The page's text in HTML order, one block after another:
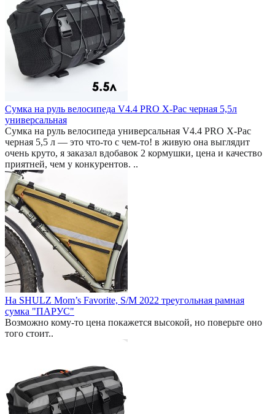
Сумка на руль велосипеда V4.4 PRO X-Pac черная 5,5л
универсальная
Сумка на руль велосипеда универсальная V4.4 PRO X-Pac
черная 5,5 л — это что-то с чем-то! в живую она выглядит
очень круто, я заказал вдобавок 2 кормушки, цена и качество
приятней, чем у конкурентов. ..
На SHULZ Mom’s Favorite, S/M 2022 треугольная рамная
сумка "ПАРУС"
Возможно кому-то цена покажется высокой, но поверьте оно
того стоит..